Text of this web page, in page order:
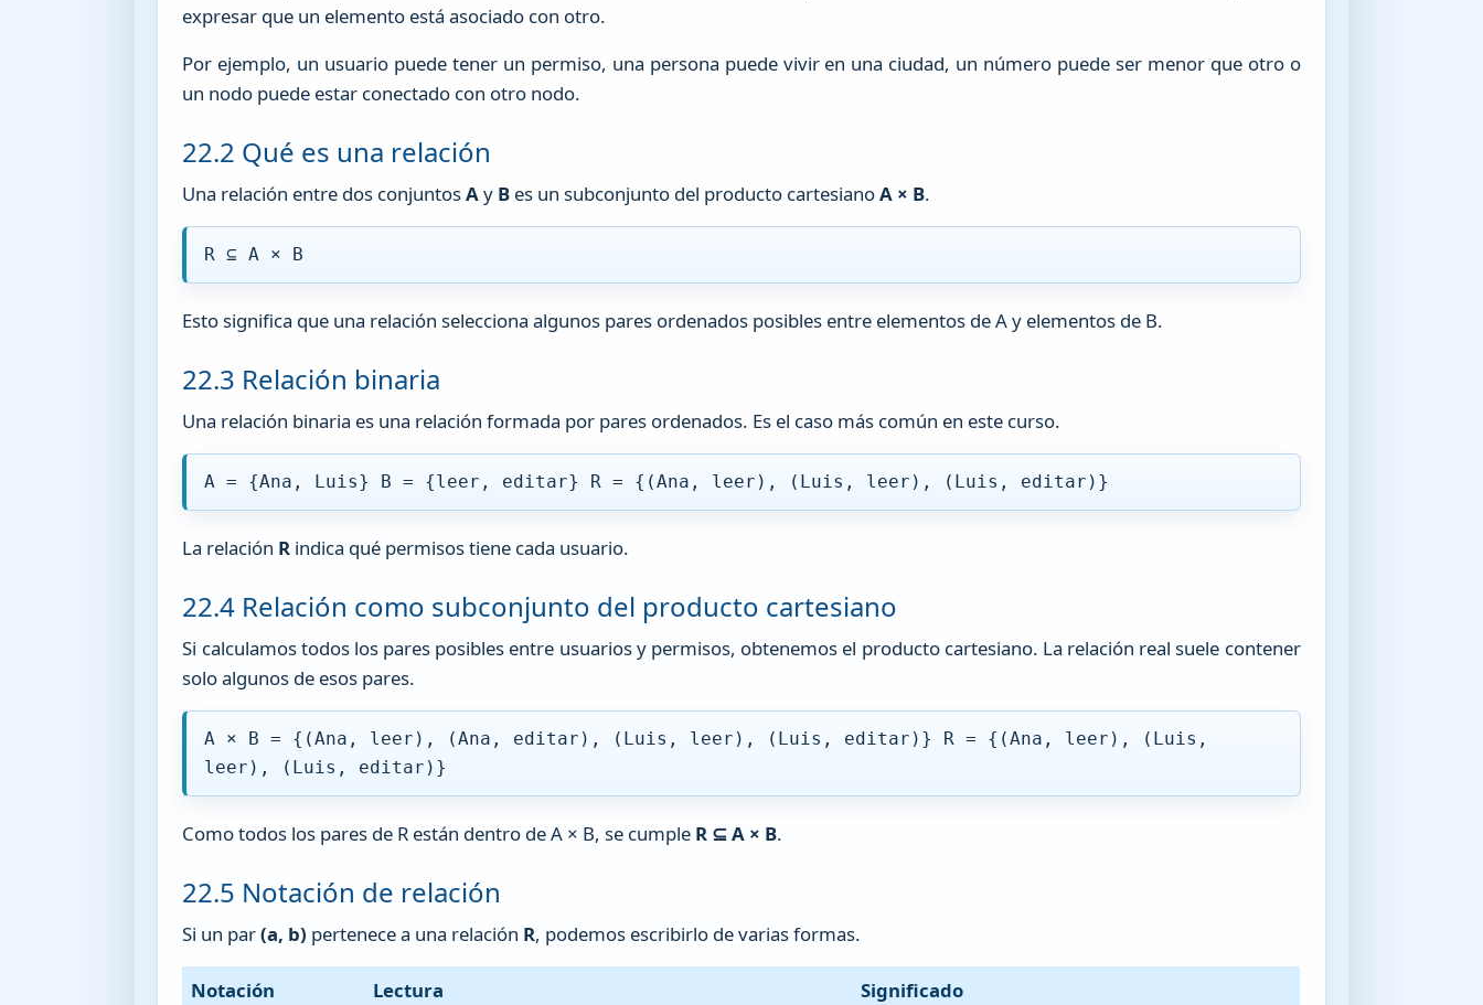
expresar que un elemento está asociado con otro.
Por ejemplo, un usuario puede tener un permiso, una persona puede vivir en una ciudad, un número puede ser menor que otro o
un nodo puede estar conectado con otro nodo.
22.2 Qué es una relación
Una relación entre dos conjuntosA y B es un subconjunto del producto cartesianoA × B.
R ⊆ A × B
Esto significa que una relación selecciona algunos pares ordenados posibles entre elementos de A y elementos de B.
22.3 Relación binaria
Una relación binaria es una relación formada por pares ordenados. Es el caso más común en este curso.
A = {Ana, Luis} B = {leer, editar} R = {(Ana, leer), (Luis, leer), (Luis, editar)}
La relación R indica qué permisos tiene cada usuario.
22.4 Relación como subconjunto del producto cartesiano
Si calculamos todos los pares posibles entre usuarios y permisos, obtenemos el producto cartesiano. La relación real suele contener
solo algunos de esos pares.
A × B = {(Ana, leer), (Ana, editar), (Luis, leer), (Luis, editar)} R = {(Ana, leer), (Luis,
leer), (Luis, editar)}
Como todos los pares de R están dentro de A × B, se cumple R ⊆ A × B.
22.5 Notación de relación
Si un par(a, b) pertenece a una relación R, podemos escribirlo de varias formas.
Notación Lectura
Significado